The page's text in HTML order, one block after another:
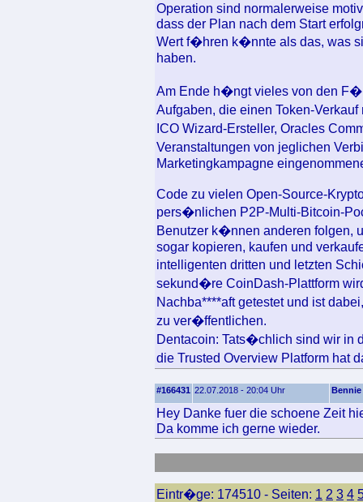
Operation sind normalerweise
dass der Plan nach dem Start
Wert f�hren k�nnte als das, was
haben.
Am Ende h�ngt vieles von den
Aufgaben, die einen Token-
ICO Wizard-Ersteller, Oracles
Veranstaltungen von jeglichen
Marketingkampagne
Code zu vielen Open-Source-
pers�nlichen P2P-Multi-Bitcoin-
Benutzer k�nnen anderen folgen,
sogar kopieren, kaufen und
intelligenten dritten und letzten
sekund�re CoinDash-Plattform
Nachba****aft getestet und ist
zu ver�ffentlichen.
Dentacoin: Tats�chlich sind wir in
die Trusted Overview Platform hat
#166431 22.07.2018 - 20:04 Uhr Bennie
Hey Danke fuer die schoene Zeit
Da komme ich gerne wieder.
Eintr�ge: 174510 - Seiten: 1 2 3 4